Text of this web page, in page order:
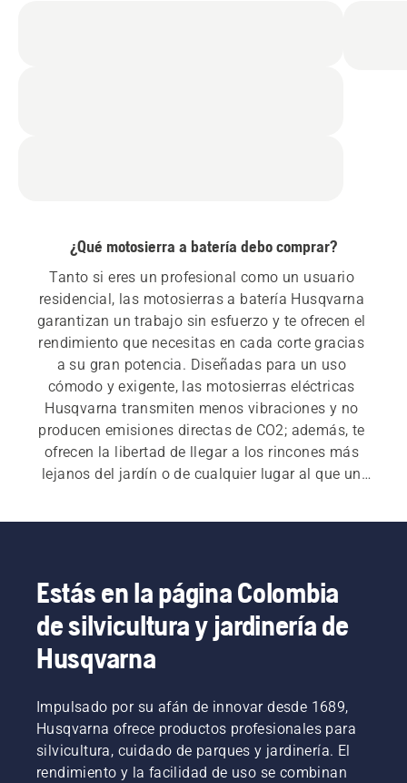
¿Qué motosierra a batería debo comprar?
Tanto si eres un profesional como un usuario
residencial, las motosierras a batería Husqvarna
garantizan un trabajo sin esfuerzo y te ofrecen el
rendimiento que necesitas en cada corte gracias
a su gran potencia. Diseñadas para un uso
cómodo y exigente, las motosierras eléctricas
Husqvarna transmiten menos vibraciones y no
producen emisiones directas de CO2; además, te
ofrecen la libertad de llegar a los rincones más
lejanos del jardín o de cualquier lugar al que un
requieren menos mantenimiento por lo que
enorgullecerte del resultado. Consulta nuestra
gama completa de motosierras.
Estás en la página Colombia
de silvicultura y jardinería de
Husqvarna
Impulsado por su afán de innovar desde 1689,
Husqvarna ofrece productos profesionales para
silvicultura, cuidado de parques y jardinería. El
rendimiento y la facilidad de uso se combinan